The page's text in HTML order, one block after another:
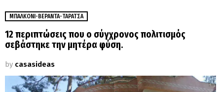
MΠΑΛΚΌΝΙ-ΒΕΡΆΝΤΑ-ΤΑΡΆΤΣΑ
12 περιπτώσεις που ο σύγχρονος πολιτισμός
σεβάστηκε την μητέρα φύση.
by casasideas